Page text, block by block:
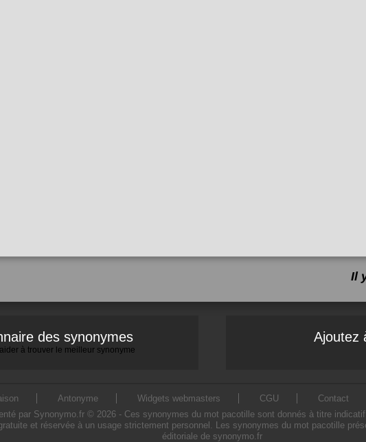
Il
des synonymes
à trouver le meilleur synonyme
Ajoutez
Antonyme Widgets webmasters CGU
Contact
par Synonymo.fr © 2026 - Ces synonymes du mot pacotille sont donnés à titre
et réservée à un usage strictement personnel. Les synonymes du mot pacotille
éditoriale de synonymo.fr